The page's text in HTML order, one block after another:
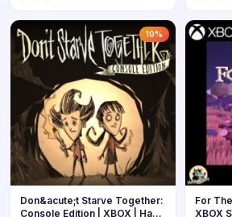
Купить 10%
Don&acute;t Starve Together:
Console Edition | XBOX | На
For
XBOX